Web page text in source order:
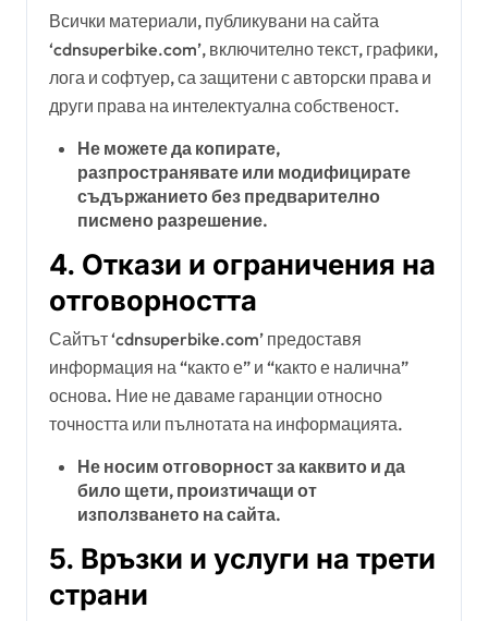
Всички материали, публикувани на сайта
‘cdnsuperbike.com’, включително текст, графики,
лога и софтуер, са защитени с авторски права и
други права на интелектуална собственост.
Не можете да копирате,
разпространявате или модифицирате
съдържанието без предварително
писмено разрешение.
4. Откази и ограничения на
отговорността
Сайтът ‘cdnsuperbike.com’ предоставя
информация на “както е” и “както е налична”
основа. Ние не даваме гаранции относно
точността или пълнотата на информацията.
Не носим отговорност за каквито и да
било щети, произтичащи от
използването на сайта.
5. Връзки и услуги на трети
страни